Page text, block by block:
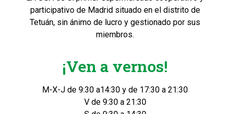
participativo de Madrid situado en el distrito de
Tetuán, sin ánimo de lucro y gestionado por sus
miembros.
¡Ven a vernos!
M-X-J de 9:30 a14:30 y de 17:30 a 21:30
V de 9:30 a 21:30